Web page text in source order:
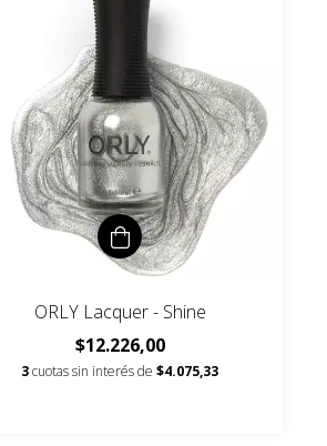
ORLY Lacquer - Shine
$12.226,00
3cuotas sin interés de$4.075,33